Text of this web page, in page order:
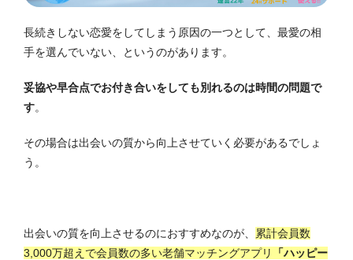
長続きしない恋愛をしてしまう原因の一つとして、最愛の相
手を選んでいない、というのがあります。
妥協や早合点でお付き合いをしても別れるのは時間の問題で
す。
その場合は出会いの質から向上させていく必要があるでしょ
う。
出会いの質を向上させるのにおすすめなのが、
累計会員数
3,000万超えで会員数の多い老舗マッチングアプリ
「ハッピー